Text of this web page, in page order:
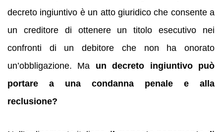
decreto ingiuntivo è un atto giuridico che consente a
un creditore di ottenere un titolo esecutivo nei
confronti di un debitore che non ha onorato
un’obbligazione. Ma un decreto ingiuntivo può
portare a una condanna penale e alla
reclusione?